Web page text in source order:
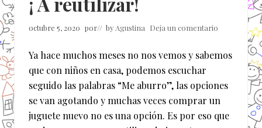
octubre 5, 2020 por// by Agustina Deja un comentario
Ya hace muchos meses no nos vemos y sabemos
que con niños en casa, podemos escuchar
seguido las palabras “Me aburro”, las opciones
se van agotando y muchas veces comprar un
juguete nuevo no es una opción. Es por eso que